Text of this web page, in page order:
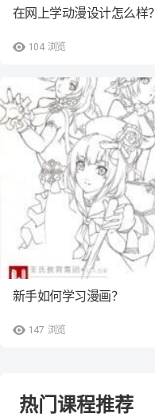
104 浏览
在网上学动漫设计怎么样？
147 浏览
新手如何学习漫画？
热门课程推荐